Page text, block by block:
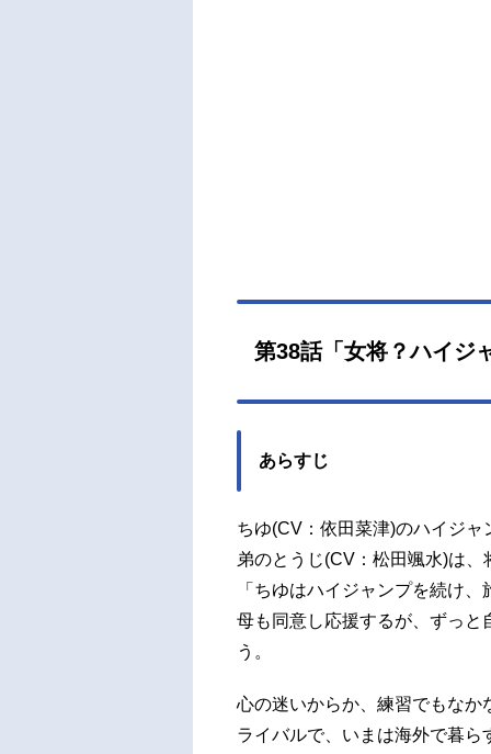
第38話「女将？ハイ
あらすじ
ちゆ(CV：依田菜津)のハイジ
弟のとうじ(CV：松田颯水)は
「ちゆはハイジャンプを続け
母も同意し応援するが、ずっと
う。
心の迷いからか、練習でもなか
ライバルで、いまは海外で暮